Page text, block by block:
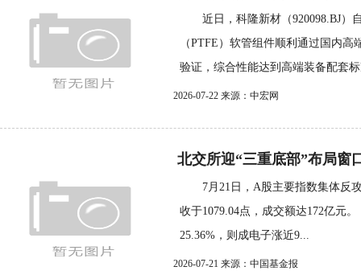
近日，科隆新材（920098.BJ）
（PTFE）软管组件顺利通过国内
验证，综合性能达到高端装备配套
2026-07-22 来源：中宏网
北交所迎“三重底部”布局窗
7月21日，A股主要指数集体反攻
收于1079.04点，成交额达172亿
25.36%，则成电子涨近9...
2026-07-21 来源：中国基金报